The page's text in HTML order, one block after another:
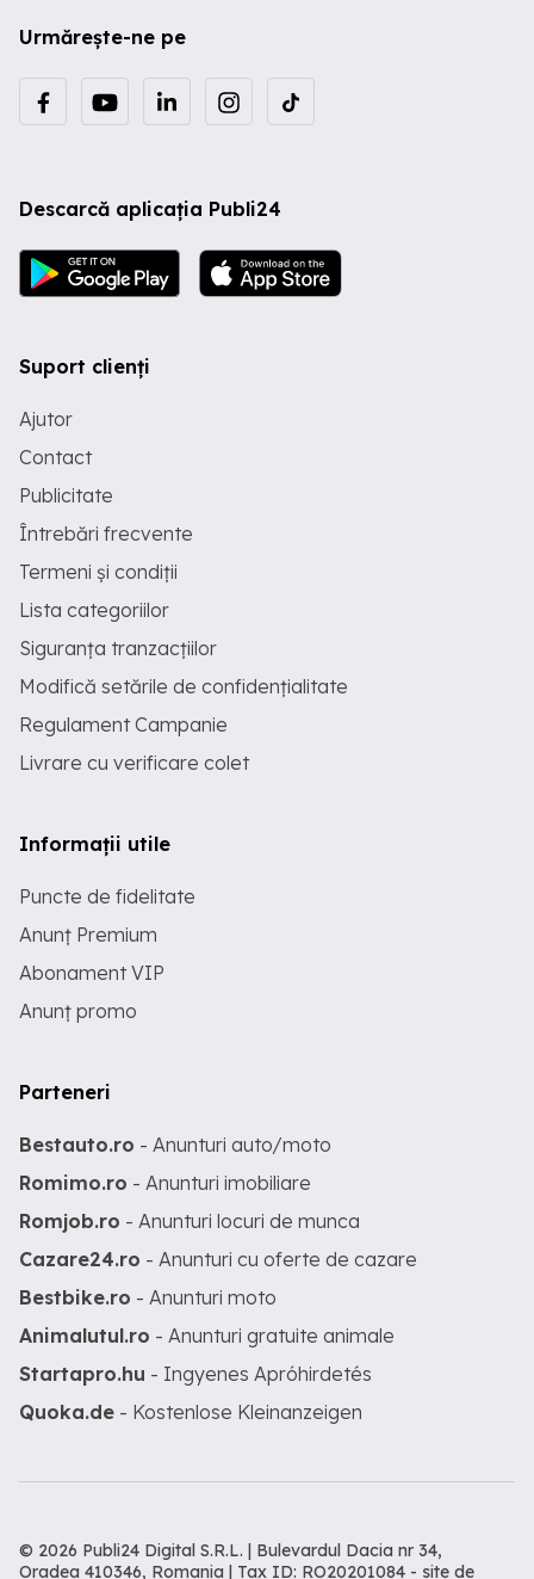
Urmărește-ne pe
Descarcă aplicația Publi24
Suport clienți
Ajutor
Contact
Publicitate
Întrebări frecvente
Termeni și condiții
Lista categoriilor
Siguranța tranzacțiilor
Modifică setările de confidențialitate
Regulament Campanie
Livrare cu verificare colet
Informații utile
Puncte de fidelitate
Anunț Premium
Abonament VIP
Anunț promo
Parteneri
Bestauto.ro - Anunturi auto/moto
Romimo.ro - Anunturi imobiliare
Romjob.ro - Anunturi locuri de munca
Cazare24.ro - Anunturi cu oferte de cazare
Bestbike.ro - Anunturi moto
Animalutul.ro - Anunturi gratuite animale
Startapro.hu - Ingyenes Apróhirdetés
Quoka.de - Kostenlose Kleinanzeigen
© 2026 Publi24 Digital S.R.L. | Bulevardul Dacia nr 34,
Oradea 410346, Romania | Tax ID: RO20201084 - site de